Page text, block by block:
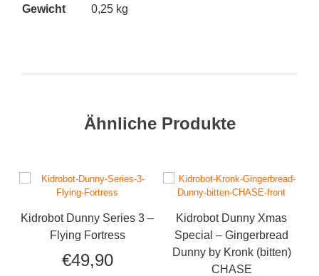
Gewicht 0,25 kg
Ähnliche Produkte
Kidrobot Dunny Series 3 –
Flying Fortress
€49,90
Kidrobot Dunny Xmas
Special – Gingerbread
Dunny by Kronk (bitten)
CHASE